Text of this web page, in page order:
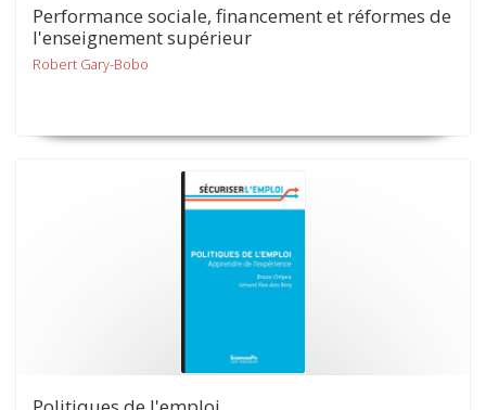
Performance sociale, financement et réformes de
l'enseignement supérieur
Robert Gary-Bobo